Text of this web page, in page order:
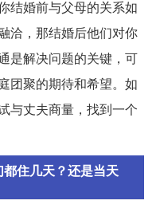
结婚前与父母的关系如
洽，那结婚后他们对你
是解决问题的关键，可
团聚的期待和希望。如
与丈夫商量，找到一个
住几天？还是当天